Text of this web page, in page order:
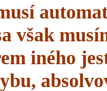
však
iného